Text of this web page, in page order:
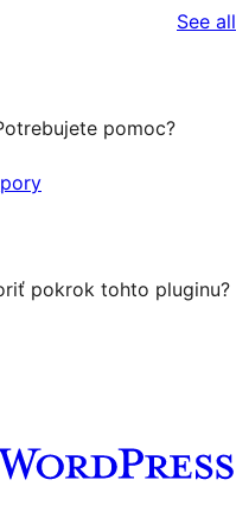
See all
pomoc?
pokrok tohto pluginu?